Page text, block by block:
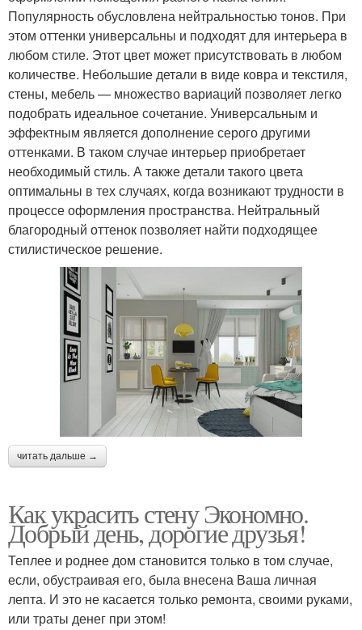
Популярность обусловлена нейтральностью тонов. При
этом оттенки универсальны и подходят для интерьера в
любом стиле. Этот цвет может присутствовать в любом
количестве. Небольшие детали в виде ковра и текстиля,
стены, мебель — множество вариаций позволяет легко
подобрать идеальное сочетание. Универсальным и
эффектным является дополнение серого другими
оттенками. В таком случае интерьер приобретает
необходимый стиль. А также детали такого цвета
оптимальны в тех случаях, когда возникают трудности в
процессе оформления пространства. Нейтральный
благородный оттенок позволяет найти подходящее
стилистическое решение.
читать дальше →
Как украсить стену Экономно.
Добрый день, дорогие друзья!
Теплее и роднее дом становится только в том случае,
если, обустраивая его, была внесена Ваша личная
лепта. И это не касается только ремонта, своими руками,
или траты денег при этом!